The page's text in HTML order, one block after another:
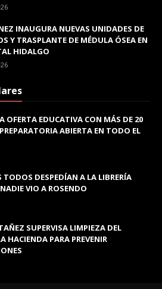
INAUGURA NUEVAS UNIDADES DE
Y TRASPLANTE DE MÉDULA ÓSEA EN
HIDALGO
OFERTA EDUCATIVA CON MÁS DE 20
ABIERTA EN TODO EL
TODOS DESPEDÍAN A LA LIBRERÍA
VIO A ROSENDO
SUPERVISA LIMPIEZA DEL
HACIENDA PARA PREVENIR